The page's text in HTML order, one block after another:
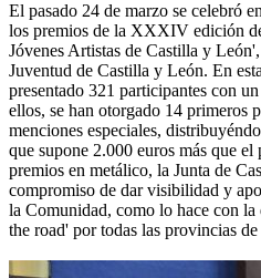
El pasado 24 de marzo se celebró
los premios de la XXXIV edición
Jóvenes Artistas de Castilla y
Juventud de Castilla y León. En
presentado 321 participantes con
ellos, se han otorgado 14 primeros
menciones especiales,
que supone 2.000 euros más que el
premios en metálico, la Junta de
compromiso de dar visibilidad y
la Comunidad, como lo hace con
the road' por todas las provincias